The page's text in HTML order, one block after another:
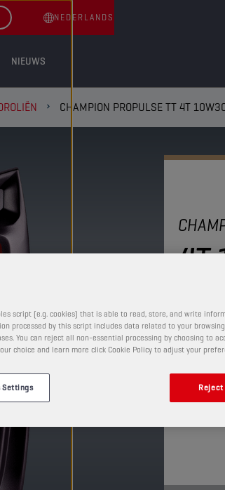
NIEUWS
NEDERLANDS
CHAMPION PROPULSE TT 4T
4T
Deze
alle
PRODUCT:
script (e.g. cookies) that is able to read, store, and write
processed by this script includes data related to your
You can reject all non-essential processing by choosing to
choice and learn more click Cookie Policy to adjust your
Settings Reject